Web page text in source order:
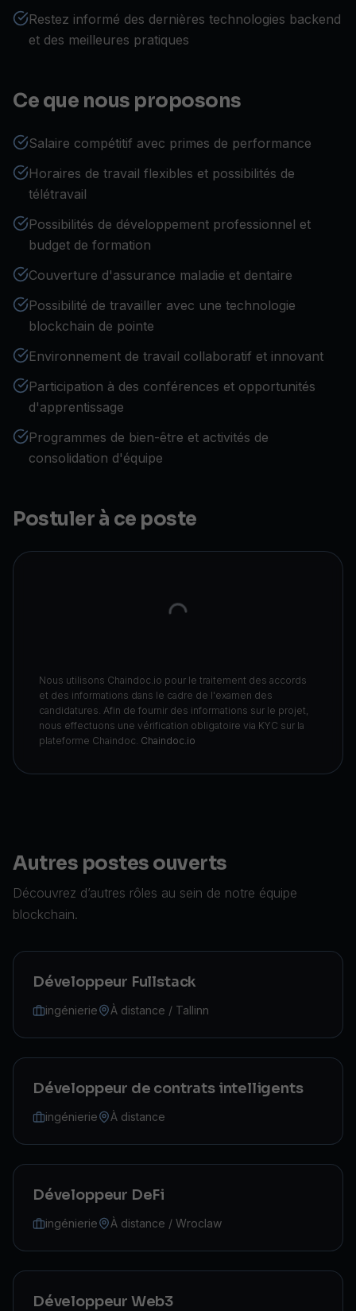
Restez informé des dernières technologies backend
et des meilleures pratiques
Ce que nous proposons
Salaire compétitif avec primes de performance
Horaires de travail flexibles et possibilités de
télétravail
Possibilités de développement professionnel et
budget de formation
Couverture d'assurance maladie et dentaire
Possibilité de travailler avec une technologie
blockchain de pointe
Environnement de travail collaboratif et innovant
Participation à des conférences et opportunités
d'apprentissage
Programmes de bien-être et activités de
consolidation d'équipe
Postuler à ce poste
Nous utilisons Chaindoc.io pour le traitement des accords
et des informations dans le cadre de l'examen des
candidatures. Afin de fournir des informations sur le projet,
nous effectuons une vérification obligatoire via KYC sur la
plateforme Chaindoc. Chaindoc.io
Autres postes ouverts
Découvrez d’autres rôles au sein de notre équipe
blockchain.
Développeur Fullstack
ingénierie À distance / Tallinn
Développeur de contrats intelligents
ingénierie À distance
Développeur DeFi
ingénierie À distance / Wroclaw
Développeur Web3